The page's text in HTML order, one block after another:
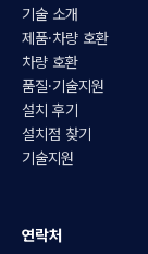
기술 소개
제품·차량 호환
차량 호환
품질·기술지원
설치 후기
설치점 찾기
기술지원
연락처